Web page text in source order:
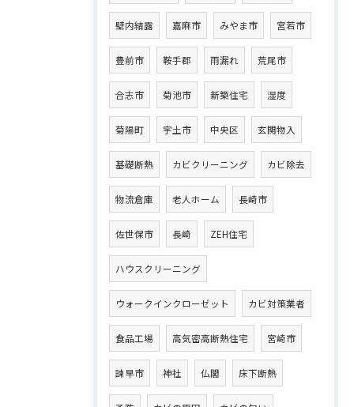
壁内結露 嘉麻市 みやま市 宮若市
豊前市 鞍手郡 雨漏れ 荒尾市
合志市 菊池市 新築住宅 湿度
菊陽町 宇土市 中央区 玄関物入
基礎断熱 カビクリーニング カビ除去
物流倉庫 老人ホーム 長崎市
佐世保市 長崎 ZEH住宅
ハウスクリーニング
ウォークインクローゼット カビ対策業者
食品工場 高気密高断熱住宅 宮崎市
諫早市 神社 仏閣 床下断熱